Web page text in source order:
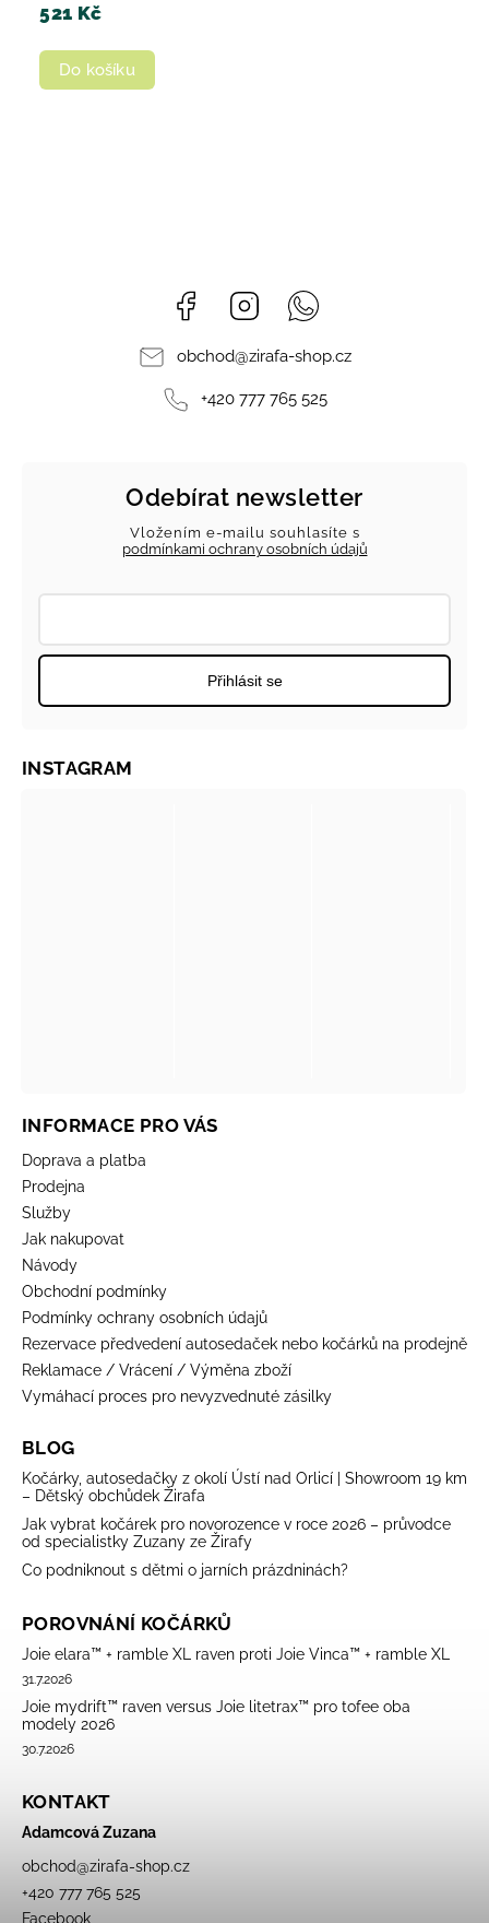
521 Kč
Do košíku
Facebook Instagram
obchod@zirafa-shop.cz
+420 777 765 525
Odebírat newsletter
Vložením e-mailu souhlasíte s
podmínkami ochrany osobních údajů
Přihlásit se
INFORMACE PRO VÁS
Doprava a platba
Prodejna
Služby
Jak nakupovat
Návody
Obchodní podmínky
Podmínky ochrany osobních údajů
Rezervace předvedení autosedaček nebo kočárků na prodejně
Reklamace / Vrácení / Výměna zboží
Vymáhací proces pro nevyzvednuté zásilky
BLOG
Kočárky, autosedačky z okolí Ústí nad Orlicí | Showroom 19 km
– Dětský obchůdek Žirafa
Jak vybrat kočárek pro novorozence v roce 2026 – průvodce
od specialistky Zuzany ze Žirafy
Co podniknout s dětmi o jarních prázdninách?
POROVNÁNÍ KOČÁRKŮ
Joie elara™ + ramble XL raven proti Joie Vinca™ + ramble XL
31.7.2026
Joie mydrift™ raven versus Joie litetrax™ pro tofee oba
modely 2026
30.7.2026
KONTAKT
Adamcová Zuzana
obchod@zirafa-shop.cz
+420 777 765 525
Facebook
INSTAGRAM